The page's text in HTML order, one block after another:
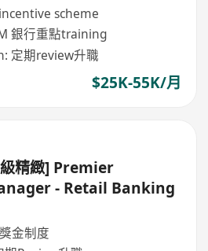
scheme
銀行重點training
定期review升職
$25K-55K/月
精緻] Premier
- Retail Banking
金制度